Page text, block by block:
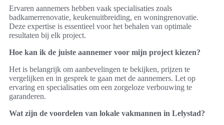
Ervaren aannemers hebben vaak specialisaties zoals
badkamerrenovatie, keukenuitbreiding, en woningrenovatie.
Deze expertise is essentieel voor het behalen van optimale
resultaten bij elk project.
Hoe kan ik de juiste aannemer voor mijn project kiezen?
Het is belangrijk om aanbevelingen te bekijken, prijzen te
vergelijken en in gesprek te gaan met de aannemers. Let op
ervaring en specialisaties om een zorgeloze verbouwing te
garanderen.
Wat zijn de voordelen van lokale vakmannen in Lelystad?